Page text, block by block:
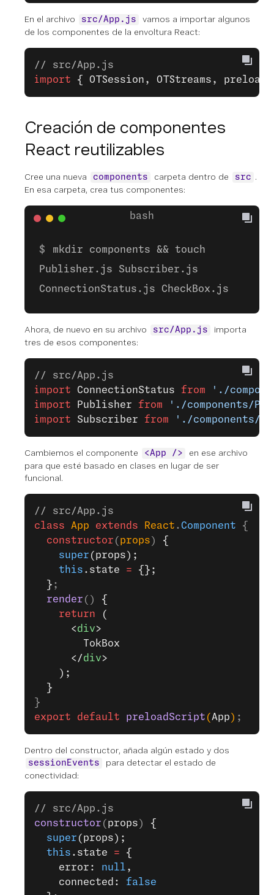
En el archivo src/App.js
vamos a importar algunos
de los componentes de la envoltura React:
// src/App.js
import { OTSession, OTStreams,
Creación de componentes
React reutilizables
Cree una nueva components carpeta dentro de src .
En esa carpeta, crea tus componentes:
mkdir components && touch
Publisher.js Subscriber.js
ConnectionStatus.js CheckBox.js
Ahora, de nuevo en su archivo src/App.js
importa
tres de esos componentes:
// src/App.js
import ConnectionStatus from './
import Publisher from './components/
import Subscriber from './components/
Cambiemos el componente <App />
en ese archivo
para que esté basado en clases en lugar de ser
funcional.
// src/App.js
class App extends React .Component {
  constructor
( props ) {
    super
(props);
    this
.state = {};
  }
;
  render
() {
    return
(
      <
div>
        TokBox
      </
div>
    );
  }
}
export default preloadScript ( App ) ;
Dentro del constructor, añada algún estado y dos
sessionEvents
para detectar el estado de
conectividad:
// src/App.js
constructor ( props ) {
  super
(props);
  this
.state = {
    error:
null ,
    connected:
false